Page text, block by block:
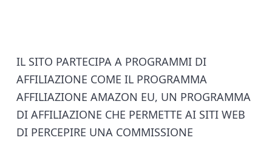
IL SITO PARTECIPA A PROGRAMMI DI
AFFILIAZIONE COME IL PROGRAMMA
AFFILIAZIONE AMAZON EU, UN PROGRAMMA
DI AFFILIAZIONE CHE PERMETTE AI SITI WEB
DI PERCEPIRE UNA COMMISSIONE